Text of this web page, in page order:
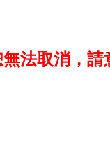
法取消，請